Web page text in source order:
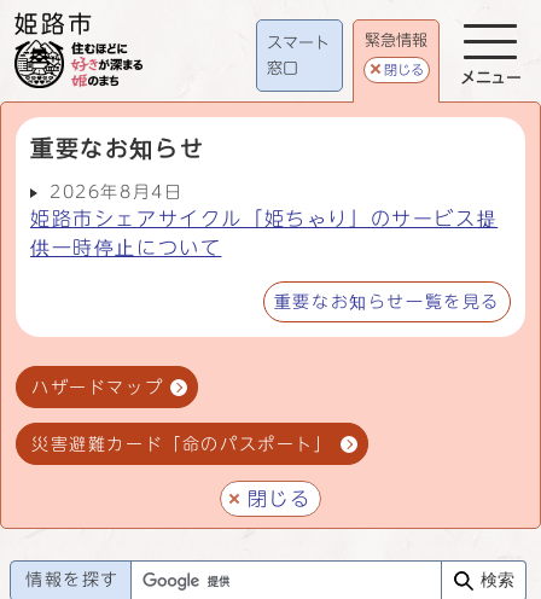
スマート
窓口
緊急情報
閉じる
重要なお知らせ
2026年8月4日
姫路市シェアサイクル「姫ちゃり」のサービス提
供一時停止について
重要なお知らせ一覧を見る
ハザードマップ
災害避難カード「命のパスポート」
閉じる
メニュー
情報を探す 検索